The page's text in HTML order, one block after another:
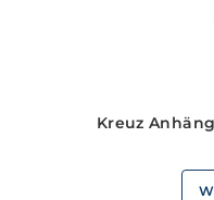
Kreuz